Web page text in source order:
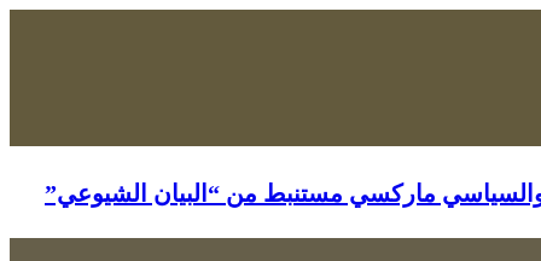
ماركسي مستنبط من “البيان الشيوعي”